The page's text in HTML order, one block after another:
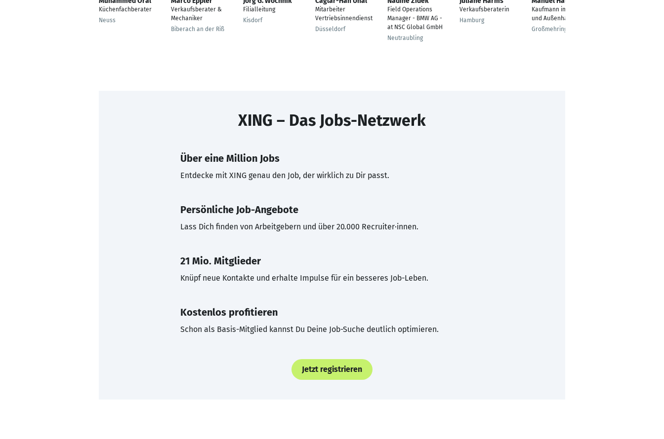
Küchenfachberater
Neuss
Verkaufsberater &
Mechaniker
Biberach an der Riß
Filialleitung
Kisdorf
Mitarbeiter
Vertriebsinnendienst
Düsseldorf
Field Operations
Manager - BMW AG -
at NSC Global GmbH
Neutraubling
Verkaufsberaterin
Hamburg
Kaufmann im Groß-
und Außenhandel
Großmehring
XING – Das Jobs-Netzwerk
Über eine Million Jobs
Entdecke mit XING genau den Job, der wirklich zu Dir passt.
Persönliche Job-Angebote
Lass Dich finden von Arbeitgebern und über 20.000 Recruiter·innen.
21 Mio. Mitglieder
Knüpf neue Kontakte und erhalte Impulse für ein besseres Job-Leben.
Kostenlos profitieren
Schon als Basis-Mitglied kannst Du Deine Job-Suche deutlich optimieren.
Jetzt registrieren